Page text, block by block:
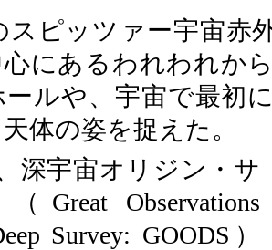
スピッツァー宇宙赤
にあるわれわれか
ールや、宇宙で最初
体の姿を捉えた。
深宇宙オリジン・サ
Great Observations
Survey: GOODS ）